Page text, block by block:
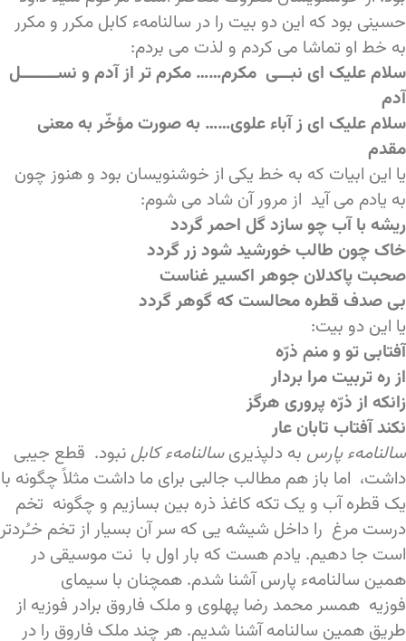
حسینی بود که این دو بیت را در سالنامهء کابل مکرر و مکرر
به خط او تماشا می کردم و لذت می بردم:
سلام علیک ای نبـــی مکرم…… مکرم تر از آدم و نســــــــل
آدم
سلام علیک ای ز آباء علوی…… به صورت مؤخّر به معنی
مقدم
یا این ابیات که به خط یکی از خوشنویسان بود و هنوز چون
به یادم می آید از مرور آن شاد می شوم:
ریشه با آب چو سازد گل احمر گردد
خاک چون طالب خورشید شود زر گردد
صحبت پاکدلان جوهر اکسیر غناست
بی صدف قطره محالست که گوهر گردد
یا این دو بیت:
آفتابی تو و منم ذرّه
از ره تربیت مرا بردار
زانکه از ذرّه پروری هرگز
نکند آفتاب تابان عار
سالنامهء پارس به دلپذیریسالنامهء کابلنبود. قطع جیبی
داشت، اما باز هم مطالب جالبی برای ما داشت مثلاً چگونه با
یک قطره آب و یک تکه کاغذ ذره بین بسازیم و چگونه تخم
درست مرغ را داخل شیشه یی که سر آن بسیار از تخم خـُردتر
است جا دهیم. یادم هست که بار اول با نت موسیقی در
همین سالنامهء پارس آشنا شدم. همچنان با سیمای
فوزیه همسر محمد رضا پهلوی و ملک فاروق برادر فوزیه از
طریق همین سالنامه آشنا شدیم. هر چند ملک فاروق را در